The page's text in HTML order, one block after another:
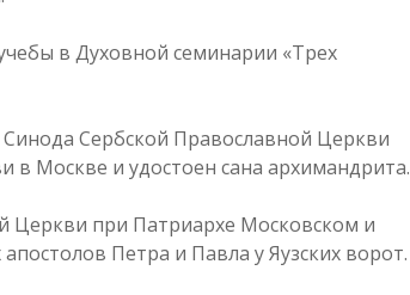
в Духовной семинарии «Трех
Сербской Православной Церкви
в Москве и удостоен сана архимандрита.
Церкви при Патриархе Московском и
Петра и Павла у Яузских ворот.